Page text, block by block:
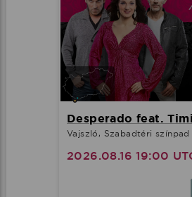
Desperado feat.
Vajszló, Szabadtéri színpad
2026.08.16 19:00